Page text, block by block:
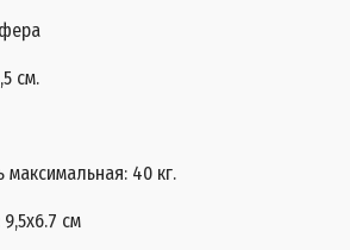
см.
максимальная: 40 кг.
см